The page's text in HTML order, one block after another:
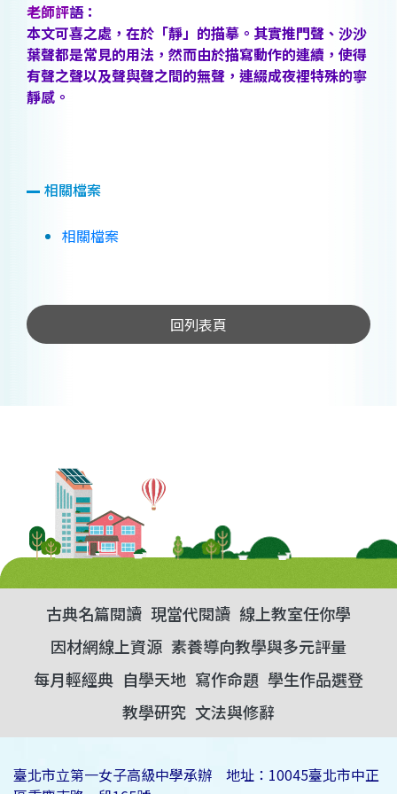
老師評語：
本文可喜之處，在於「靜」的描摹。其實推門聲、沙沙
葉聲都是常見的用法，然而由於描寫動作的連續，使得
有聲之聲以及聲與聲之間的無聲，連綴成夜裡特殊的寧
靜感。
相關檔案
相關檔案
回列表頁
古典名篇閱讀 現當代閱讀 線上教室任你學
因材網線上資源 素養導向教學與多元評量
每月輕經典 自學天地 寫作命題 學生作品選登
教學研究 文法與修辭
臺北市立第一女子高級中學承辦 地址：10045臺北市中正